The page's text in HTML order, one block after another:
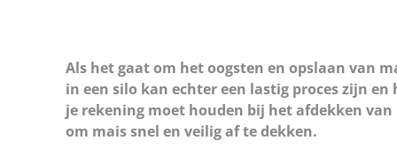
Als het gaat om het oogsten en opslaan van
in een silo kan echter een lastig proces zijn
je rekening moet houden bij het afdekken
om mais snel en veilig af te dekken.